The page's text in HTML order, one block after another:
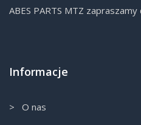
ABES PARTS MTZ zapraszamy
Informacje
> O nas